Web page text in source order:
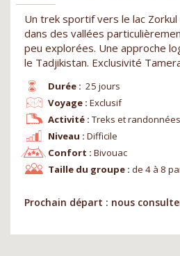
Un trek sportif vers le lac
dans des vallées
peu explorées. Une approche
le Tadjikistan. Exclusivité
Durée : 25 jours
Niveau : Difficile
Voyage : Exclusif
Confort : Bivouac
Activité : Treks et randonnées
Taille du groupe : de 4 à 8
Prochain départ : nous